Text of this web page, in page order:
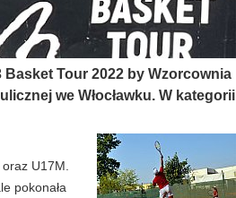
Tour 2022 by Wzorcownia
we Włocławku. W kategorii
U17M.
pokonała